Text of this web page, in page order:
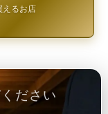
えるお店
ださい